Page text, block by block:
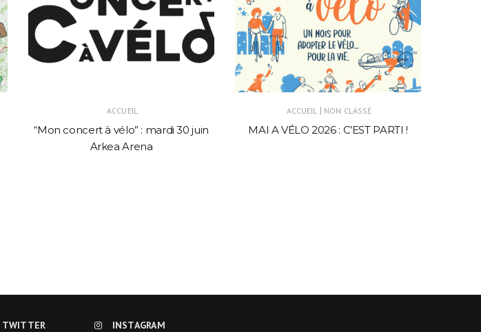
ACCUEIL
“Mon concert à vélo” : mardi 30 juin
Arkea Arena
ACCUEIL | NON CLASSÉ
MAI A VÉLO 2026 : C’EST PARTI !
TWITTER INSTAGRAM